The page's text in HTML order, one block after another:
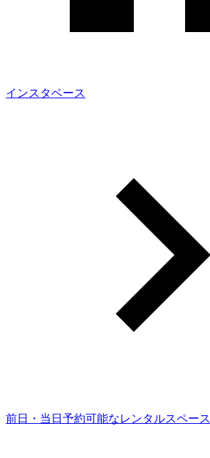
インスタベース
前日・当日予約可能なレンタルスペース